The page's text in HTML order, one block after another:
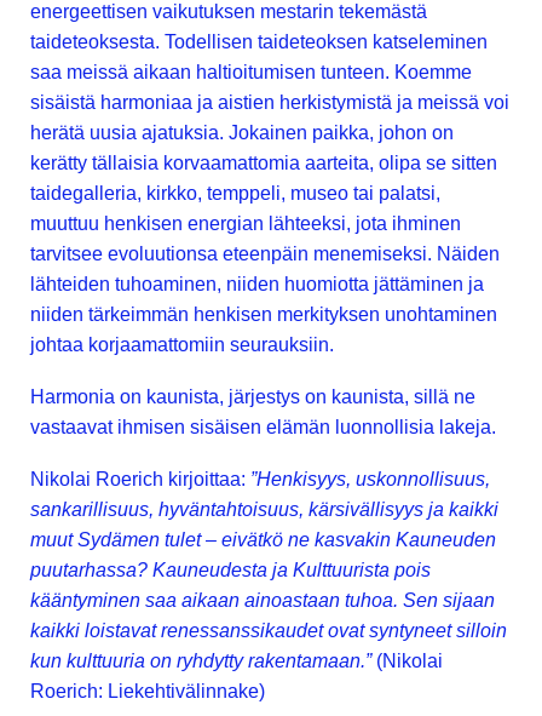
energeettisen vaikutuksen mestarin tekemästä
taideteoksesta. Todellisen taideteoksen katseleminen
saa meissä aikaan haltioitumisen tunteen. Koemme
sisäistä harmoniaa ja aistien herkistymistä ja meissä voi
herätä uusia ajatuksia. Jokainen paikka, johon on
kerätty tällaisia korvaamattomia aarteita, olipa se sitten
taidegalleria, kirkko, temppeli, museo tai palatsi,
muuttuu henkisen energian lähteeksi, jota ihminen
tarvitsee evoluutionsa eteenpäin menemiseksi. Näiden
lähteiden tuhoaminen, niiden huomiotta jättäminen ja
niiden tärkeimmän henkisen merkityksen unohtaminen
johtaa korjaamattomiin seurauksiin.
Harmonia on kaunista, järjestys on kaunista, sillä ne
vastaavat ihmisen sisäisen elämän luonnollisia lakeja.
Nikolai Roerich kirjoittaa: ”Henkisyys, uskonnollisuus,
sankarillisuus, hyväntahtoisuus, kärsivällisyys ja kaikki
muut Sydämen tulet – eivätkö ne kasvakin Kauneuden
puutarhassa? Kauneudesta ja Kulttuurista pois
kääntyminen saa aikaan ainoastaan tuhoa. Sen sijaan
kaikki loistavat renessanssikaudet ovat syntyneet silloin
kun kulttuuria on ryhdytty rakentamaan.” (Nikolai
Roerich: Liekehtivälinnake)